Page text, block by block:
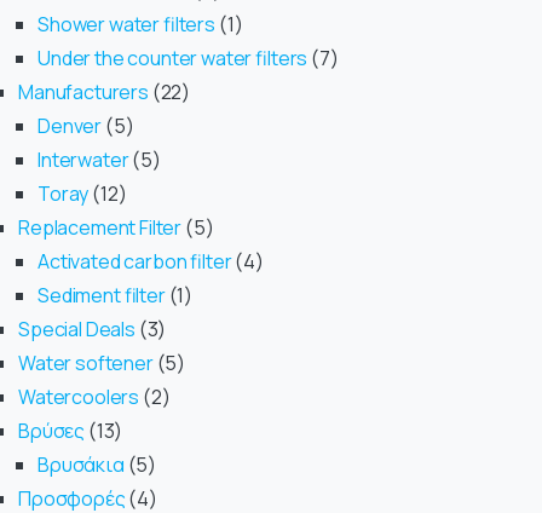
Shower water filters 1
Under the counter water filters 7
Manufacturers 22
Denver 5
Interwater 5
Toray 12
Replacement Filter 5
Activated carbon filter 4
Sediment filter 1
Special Deals 3
Water softener 5
Watercoolers 2
Βρύσες 13
Βρυσάκια 5
Προσφορές 4